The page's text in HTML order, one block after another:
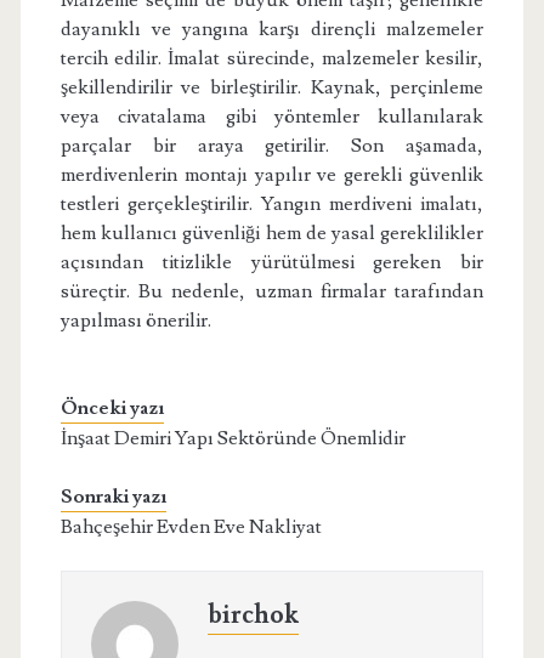
dayanıklı ve yangına karşı dirençli malzemeler
tercih edilir. İmalat sürecinde, malzemeler kesilir,
şekillendirilir ve birleştirilir. Kaynak, perçinleme
veya civatalama gibi yöntemler kullanılarak
parçalar bir araya getirilir. Son aşamada,
merdivenlerin montajı yapılır ve gerekli güvenlik
testleri gerçekleştirilir. Yangın merdiveni imalatı,
hem kullanıcı güvenliği hem de yasal gereklilikler
açısından titizlikle yürütülmesi gereken bir
süreçtir. Bu nedenle, uzman firmalar tarafından
yapılması önerilir.
Önceki yazı
İnşaat Demiri Yapı Sektöründe Önemlidir
Sonraki yazı
Bahçeşehir Evden Eve Nakliyat
birchok